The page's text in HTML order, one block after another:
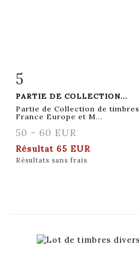
Fiche détaillée
5
PARTIE DE COLLECTION...
Partie de Collection de timbres
France Europe et M...
50 - 60 EUR
Résultat 65 EUR
Résultats sans frais